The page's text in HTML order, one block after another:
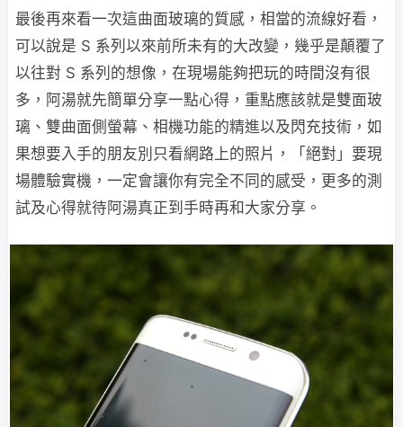
最後再來看一次這曲面玻璃的質感，相當的流線好看，
可以說是 S 系列以來前所未有的大改變，幾乎是顛覆了
以往對 S 系列的想像，在現場能夠把玩的時間沒有很
多，阿湯就先簡單分享一點心得，重點應該就是雙面玻
璃、雙曲面側螢幕、相機功能的精進以及閃充技術，如
果想要入手的朋友別只看網路上的照片，「絕對」要現
場體驗實機，一定會讓你有完全不同的感受，更多的測
試及心得就待阿湯真正到手時再和大家分享。